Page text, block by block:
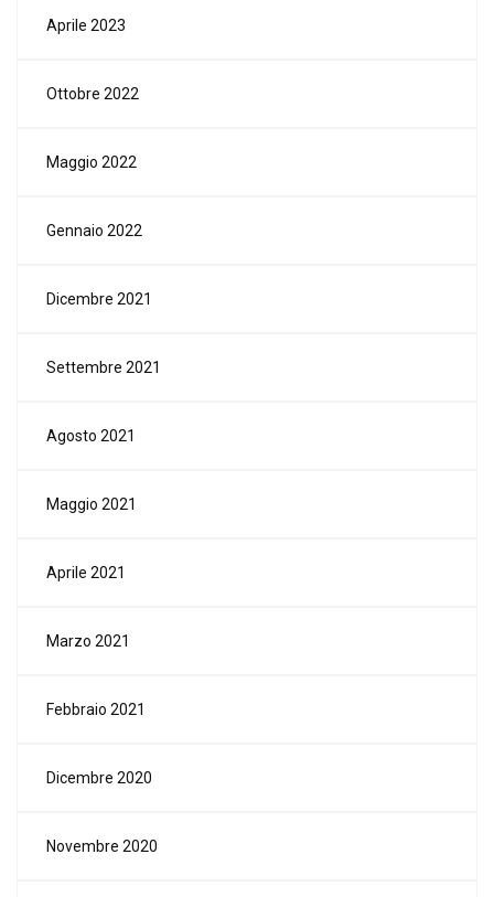
Aprile 2023
Ottobre 2022
Maggio 2022
Gennaio 2022
Dicembre 2021
Settembre 2021
Agosto 2021
Maggio 2021
Aprile 2021
Marzo 2021
Febbraio 2021
Dicembre 2020
Novembre 2020